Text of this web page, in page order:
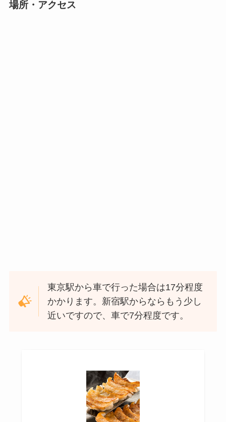
場所・アクセス
東京駅から車で行った場合は17分程度
かかります。新宿駅からならもう少し
近いですので、車で7分程度です。